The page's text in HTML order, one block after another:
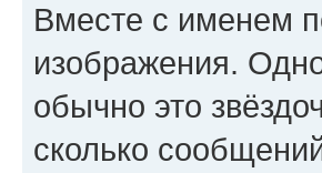
Вместе с именем
изображения.
обычно это
сколько